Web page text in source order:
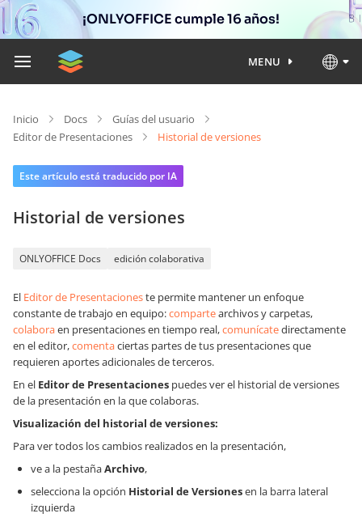
¡ONLYOFFICE cumple 16 años!
MENU
Inicio Docs
Guías del usuario
Editor de Presentaciones
Historial de versiones
Este artículo está traducido por IA
Historial de versiones
ONLYOFFICE Docs edición colaborativa
El Editor de Presentacioneste permite mantener un enfoque
constante de trabajo en equipo:compartearchivos y carpetas,
colaboraen presentaciones en tiempo real,comunícatedirectamente
en el editor,comentaciertas partes de tus presentaciones que
requieren aportes adicionales de terceros.
En el Editor de Presentaciones puedes ver el historial de versiones
de la presentación en la que colaboras.
Visualización del historial de versiones:
Para ver todos los cambios realizados en la presentación,
ve a la pestañaArchivo,
selecciona la opción Historial de Versionesen la barra lateral
izquierda